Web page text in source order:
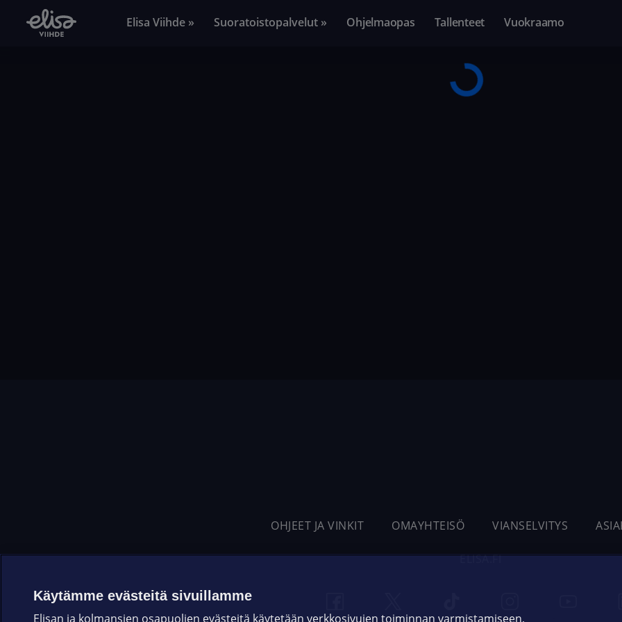
Elisa Viihde » Suoratoistopalvelut » Ohjelmaopas Tallenteet Vuokraamo
OHJEET JA VINKIT OMAYHTEISÖ VIANSELVITYS
ELISA.FI
Käytämme evästeitä sivuillamme
Elisan ja kolmansien osapuolien evästeitä käytetään verkkosivujen toiminnan varmistamiseen,